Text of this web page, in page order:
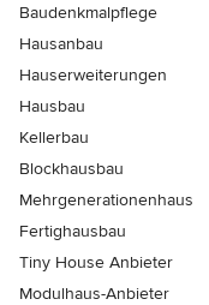
Baudenkmalpflege
Hausanbau
Hauserweiterungen
Hausbau
Kellerbau
Blockhausbau
Mehrgenerationenhaus
Fertighausbau
Tiny House Anbieter
Modulhaus-Anbieter